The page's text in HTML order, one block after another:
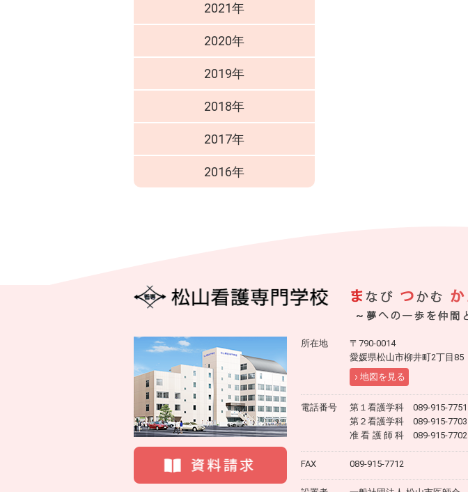
2021年
2020年
2019年
2018年
2017年
2016年
所在地
〒790-0014
愛媛県松山市柳井町2丁目85
地図を見る
電話番号
第１看護学科 089-915-7751
第２看護学科 089-915-7703
准看護師科
089-915-7702
FAX 089-915-7712